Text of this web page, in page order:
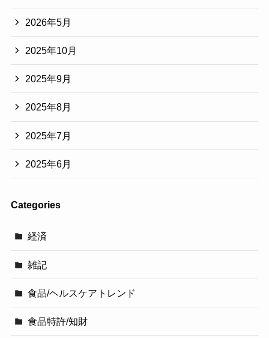
2026年5月
2025年10月
2025年9月
2025年8月
2025年7月
2025年6月
Categories
経済
雑記
食品/ヘルスケアトレンド
食品特許/知財